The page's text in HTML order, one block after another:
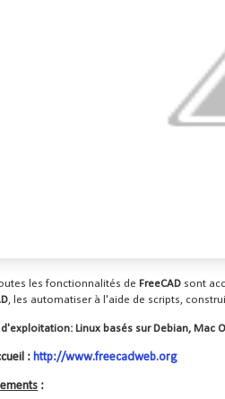
les fonctionnalités de FreeCAD sont
, les automatiser à l'aide de scripts,
d'exploitation: Linux basés sur Debian, Mac
: http://www.freecadweb.org
: